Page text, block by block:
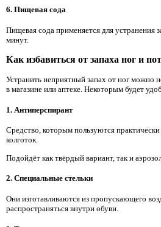
6. Пищевая сода
Пищевая сода применяется для устранения
минут.
Как избавиться от запаха ног и
Устранить неприятный запах от ног можно
в магазине или аптеке. Некоторым будет
1. Антиперспирант
Средство, которым пользуются
колготок.
Подойдёт как твёрдый вариант, так и
2. Специальные стельки
Они изготавливаются из пропускающего
распространяться внутри обуви.